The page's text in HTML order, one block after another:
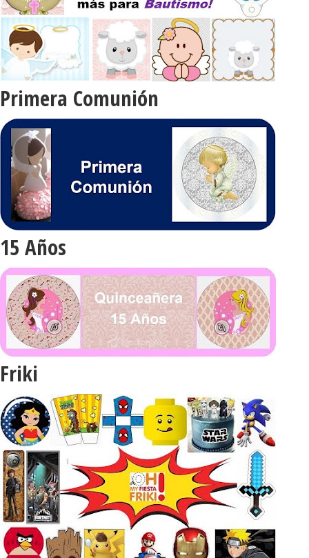
Primera Comunión
15 Años
Friki